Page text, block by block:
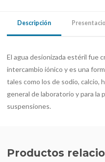
Descripción
El agua desionizada estéril fue
intercambio iónico y es una
tales como los de sodio, calcio,
general de laboratorio y para la
suspensiones.
Productos